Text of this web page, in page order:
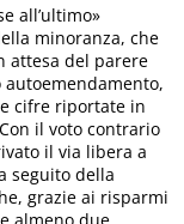
all’ultimo»
minoranza, che
attesa del parere
cifre riportate in
il voto contrario
il via libera a
seguito della
grazie ai risparmi